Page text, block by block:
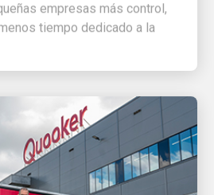
tiempo dedicado a la